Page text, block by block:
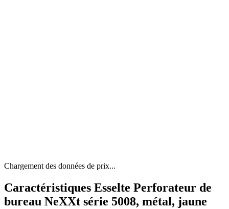
Chargement des données de prix...
Caractéristiques Esselte Perforateur de
bureau NeXXt série 5008, métal, jaune